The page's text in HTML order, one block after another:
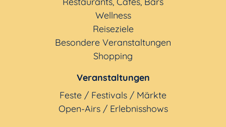
Wellness
Reiseziele
Besondere Veranstaltungen
Shopping
Veranstaltungen
Feste / Festivals / Märkte
Open-Airs / Erlebnisshows